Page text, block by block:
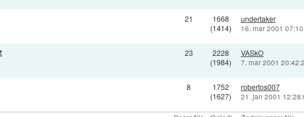
21
1668
(1414)
undertaker
16. mar 2001
23
2228
(1984)
VASkO
7. mar 2001
8
1752
(1627)
robertos007
21. jan 2001